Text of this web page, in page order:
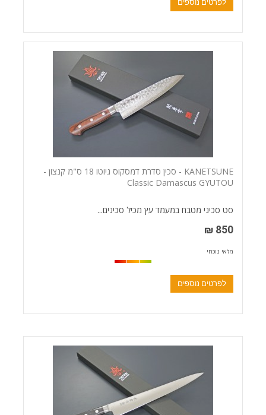
לפרטים נוספים
KANETSUNE - סכין סדרת דמסקוס גיוטו 18 ס"מ קנצון -
Classic Damascus GYUTOU
סט סכיני מטבח במעמד עץ מכיל סכינים...
850 ₪
מלאי נוכחי
לפרטים נוספים